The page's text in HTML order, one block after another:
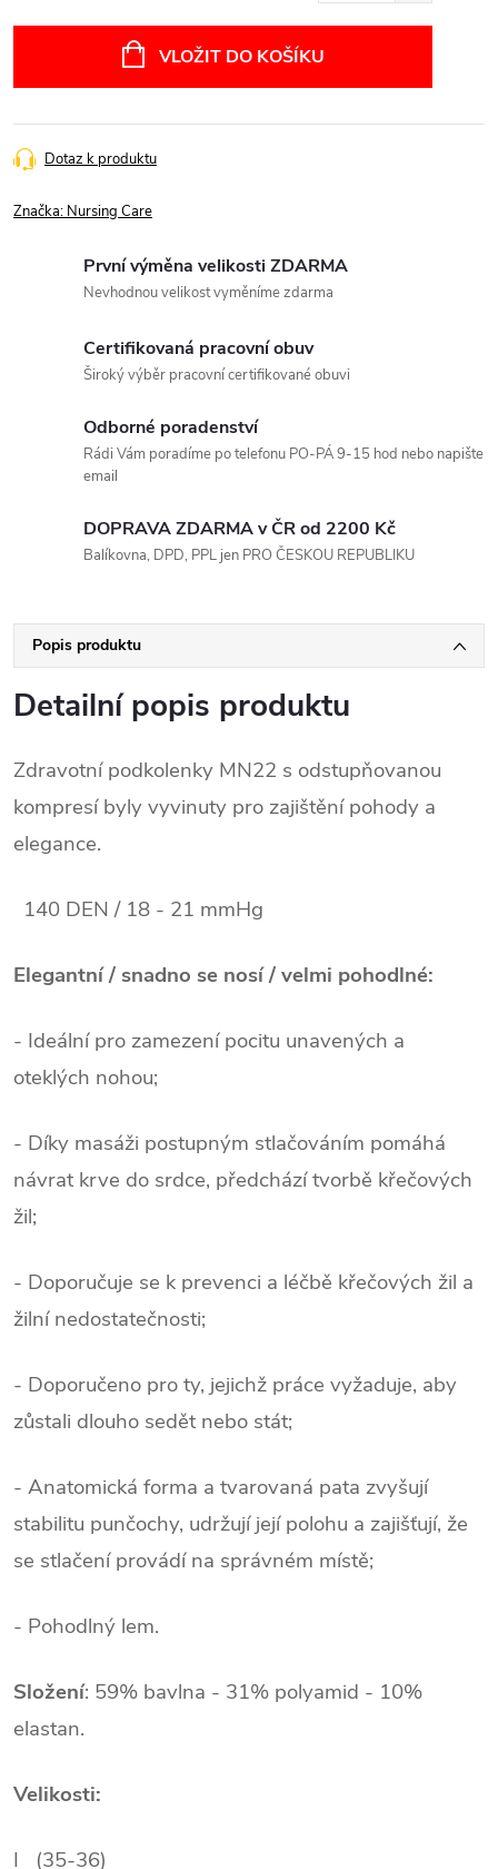
VLOŽIT DO KOŠÍKU
Dotaz k produktu
Značka: Nursing Care
První výměna velikosti ZDARMA
Nevhodnou velikost vyměníme zdarma
Certifikovaná pracovní obuv
Široký výběr pracovní certifikované obuvi
Odborné poradenství
Rádi Vám poradíme po telefonu PO-PÁ 9-15 hod nebo napište
email
DOPRAVA ZDARMA v ČR od 2200 Kč
Balíkovna, DPD, PPL jen PRO ČESKOU REPUBLIKU
Popis produktu
Detailní popis produktu
Zdravotní podkolenky MN22 s odstupňovanou
kompresí byly vyvinuty pro zajištění pohody a
elegance.
140 DEN / 18 - 21 mmHg
Elegantní / snadno se nosí / velmi pohodlné:
- Ideální pro zamezení pocitu unavených a
oteklých nohou;
- Díky masáži postupným stlačováním pomáhá
návrat krve do srdce, předchází tvorbě křečových
žil;
- Doporučuje se k prevenci a léčbě křečových žil a
žilní nedostatečnosti;
- Doporučeno pro ty, jejichž práce vyžaduje, aby
zůstali dlouho sedět nebo stát;
- Anatomická forma a tvarovaná pata zvyšují
stabilitu punčochy, udržují její polohu a zajišťují, že
se stlačení provádí na správném místě;
- Pohodlný lem.
Složení: 59% bavlna - 31% polyamid - 10%
elastan.
Velikosti:
I (35-36)